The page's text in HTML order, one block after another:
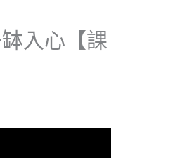
入心【課